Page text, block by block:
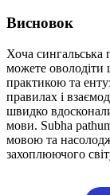
Висновок
Хоча сингальська
можете оволодіти
практикою та
правилах і
швидко
мови. Subha
мовою та
захоплюючого